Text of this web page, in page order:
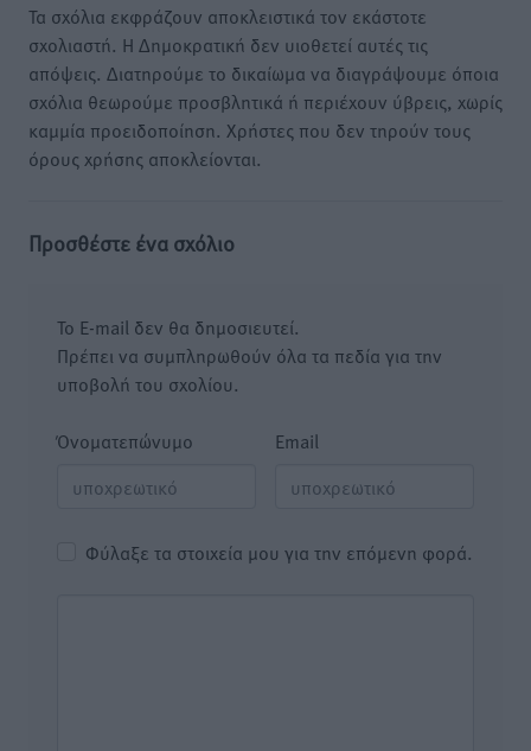
Τα σχόλια εκφράζουν αποκλειστικά τον εκάστοτε
σχολιαστή. Η Δημοκρατική δεν υιοθετεί αυτές τις
απόψεις. Διατηρούμε το δικαίωμα να διαγράψουμε όποια
σχόλια θεωρούμε προσβλητικά ή περιέχουν ύβρεις, χωρίς
καμμία προειδοποίηση. Χρήστες που δεν τηρούν τους
όρους χρήσης αποκλείονται.
Προσθέστε ένα σχόλιο
Το E-mail δεν θα δημοσιευτεί.
Πρέπει να συμπληρωθούν όλα τα πεδία για την
υποβολή του σχολίου.
Όνοματεπώνυμο Email
Φύλαξε τα στοιχεία μου για την επόμενη φορά.